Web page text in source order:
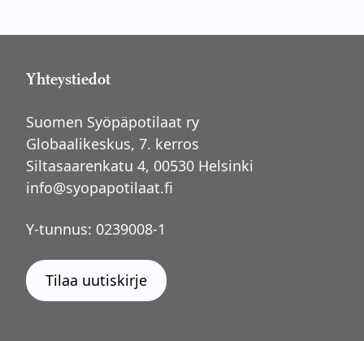
Yhteystiedot
Suomen Syöpäpotilaat ry
Globaalikeskus, 7. kerros
Siltasaarenkatu 4, 00530 Helsinki
info@syopapotilaat.fi
Y-tunnus: 0239008-1
Tilaa uutiskirje